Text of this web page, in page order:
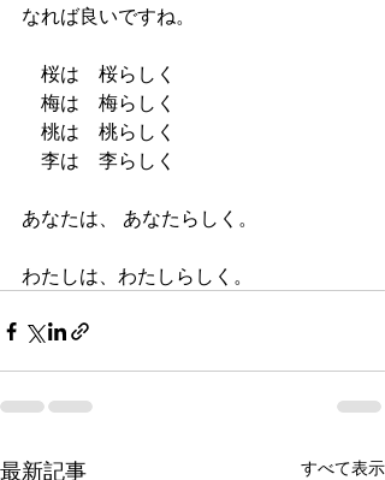
なれば良いですね。
桜は　桜らしく
梅は　梅らしく
桃は　桃らしく
李は　李らしく
あなたは、 あなたらしく。
わたしは、わたしらしく。
最新記事 すべて表示